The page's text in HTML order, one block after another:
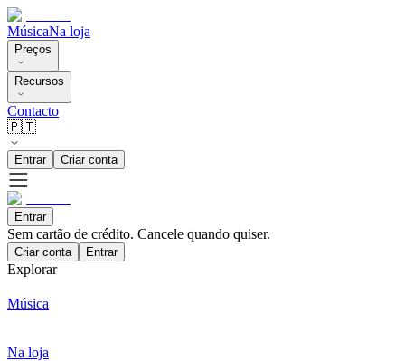
MúsicaNa loja
Preços
Recursos
Contacto
🇵🇹
Entrar Criar conta
Entrar
Sem cartão de crédito. Cancele quando quiser.
Criar conta Entrar
Explorar
Música
Na loja